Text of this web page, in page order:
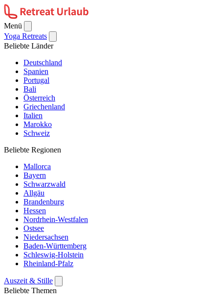
Menü
Yoga Retreats
Beliebte Länder
Deutschland
Spanien
Portugal
Bali
Österreich
Griechenland
Italien
Marokko
Schweiz
Beliebte Regionen
Mallorca
Bayern
Schwarzwald
Allgäu
Brandenburg
Hessen
Nordrhein-Westfalen
Ostsee
Niedersachsen
Baden-Württemberg
Schleswig-Holstein
Rheinland-Pfalz
Auszeit & Stille
Beliebte Themen